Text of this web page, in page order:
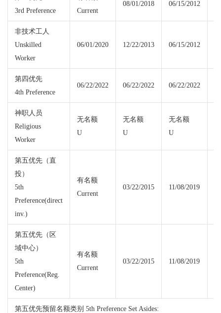
3rd Preference
Current
08/01/2018 06/15/2012
非技术工人
Unskilled
Worker
06/01/2020 12/22/2013 06/15/2012
第四优先
4th Preference
06/22/2022 06/22/2022 06/22/2022
神职人员
Religious
Worker
无名额
U
无名额
U
无名额
U
第五优先（直
投）
5th
Preference(direct
inv.)
有名额
Current
03/22/2015 11/08/2019
第五优先（区
域中心）
5th
Preference(Reg.
Center)
有名额
Current
03/22/2015 11/08/2019
第五优先预留名额类别 5th Preference Set Asides: